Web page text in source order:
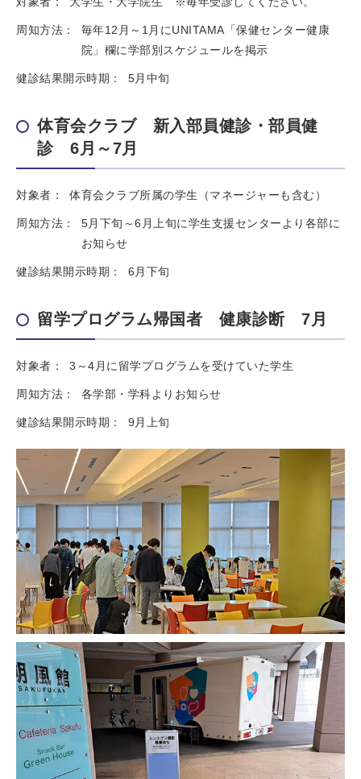
周知方法：
毎年12月～1月にUNITAMA「保健センター健康
院」欄に学部別スケジュールを掲示
健診結果開示時期： 5月中旬
体育会クラブ 新入部員健診・部員健
診 6月～7月
対象者： 体育会クラブ所属の学生（マネージャーも含む）
周知方法：
5月下旬～6月上旬に学生支援センターより各部に
お知らせ
健診結果開示時期： 6月下旬
留学プログラム帰国者 健康診断 7月
対象者： 3～4月に留学プログラムを受けていた学生
周知方法： 各学部・学科よりお知らせ
健診結果開示時期： 9月上旬